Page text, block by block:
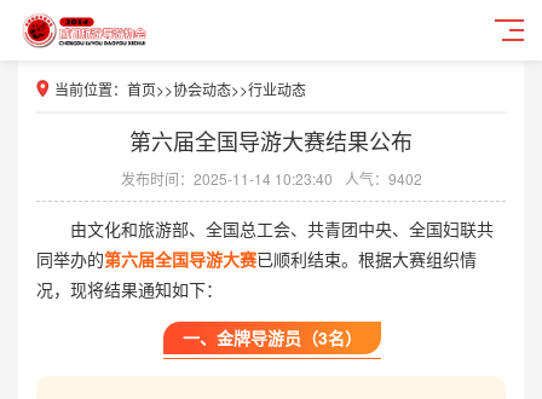
当前位置： 首页>>协会动态>>行业动态
第六届全国导游大赛结果公布
发布时间：2025-11-14 10:23:40 人气：9402
由文化和旅游部、全国总工会、共青团中央、全国妇联共
同举办的第六届全国导游大赛已顺利结束。根据大赛组织情
况，现将结果通知如下：
一、金牌导游员（3名）